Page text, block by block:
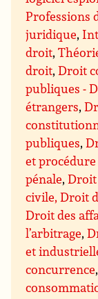
Professions
juridique,
droit,
droit,Droit
publiques -
étrangers,
publiques,
et
pénale,
civile, Droit
Droit des
l’arbitrage,
et
concurrence